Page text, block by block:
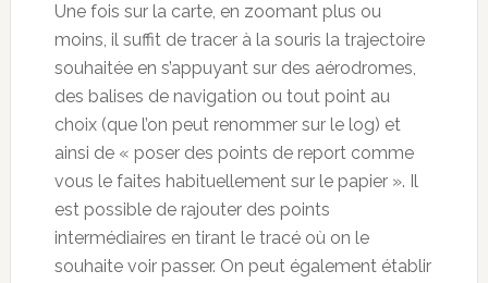
Une fois sur la carte, en zoomant plus ou
moins, il suffit de tracer à la souris la trajectoire
souhaitée en s’appuyant sur des aérodromes,
des balises de navigation ou tout point au
choix (que l’on peut renommer sur le log) et
ainsi de « poser des points de report comme
vous le faites habituellement sur le papier ». Il
est possible de rajouter des points
intermédiaires en tirant le tracé où on le
souhaite voir passer. On peut également établir